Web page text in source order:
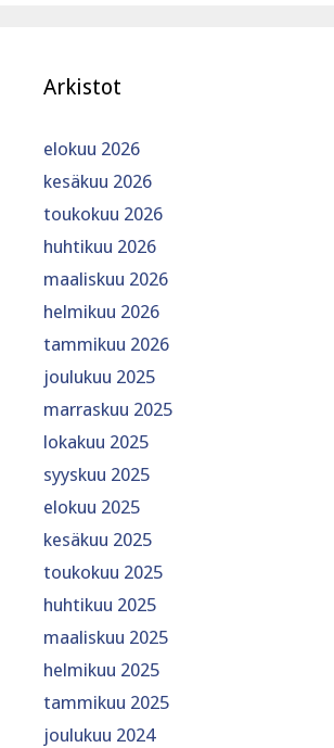
Arkistot
elokuu 2026
kesäkuu 2026
toukokuu 2026
huhtikuu 2026
maaliskuu 2026
helmikuu 2026
tammikuu 2026
joulukuu 2025
marraskuu 2025
lokakuu 2025
syyskuu 2025
elokuu 2025
kesäkuu 2025
toukokuu 2025
huhtikuu 2025
maaliskuu 2025
helmikuu 2025
tammikuu 2025
joulukuu 2024